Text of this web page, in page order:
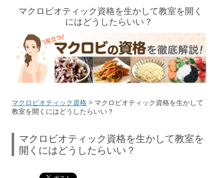
マクロビオティック資格を生かして教室を開く
にはどうしたらいい？
マクロビオティック資格 > マクロビオティック資格を生かして
教室を開くにはどうしたらいい？
マクロビオティック資格を生かして教室を
開くにはどうしたらいい？